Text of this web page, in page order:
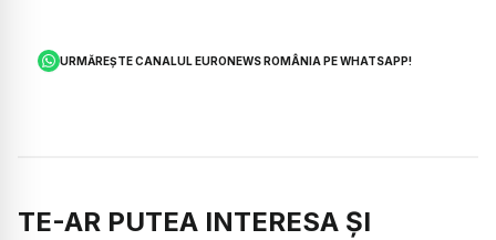
URMĂREȘTE CANALUL EURONEWS ROMÂNIA PE WHATSAPP!
TE-AR PUTEA INTERESA ȘI